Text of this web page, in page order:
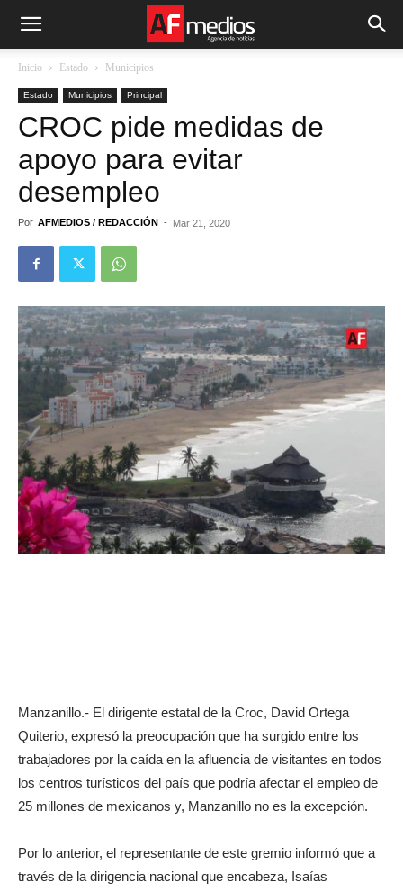
Inicio Estado Municipios
Estado Municipios Principal
CROC pide medidas de
apoyo para evitar
desempleo
Por AFMEDIOS / REDACCIÓN - Mar 21, 2020
Manzanillo.- El dirigente estatal de la Croc, David Ortega
Quiterio, expresó la preocupación que ha surgido entre los
trabajadores por la caída en la afluencia de visitantes en todos
los centros turísticos del país que podría afectar el empleo de
25 millones de mexicanos y, Manzanillo no es la excepción.
Por lo anterior, el representante de este gremio informó que a
través de la dirigencia nacional que encabeza, Isaías